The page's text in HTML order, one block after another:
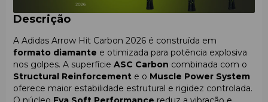
Descrição
A Adidas Arrow Hit Carbon 2026 é construída em
formato diamante e otimizada para potência explosiva
nos golpes. A superfície ASC Carbon combinada com o
Structural Reinforcement e o Muscle Power System
oferece maior estabilidade estrutural e rigidez controlada.